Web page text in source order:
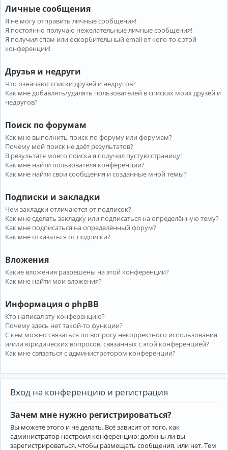
Личные сообщения
Я не могу отправить личные сообщения!
Я постоянно получаю нежелательные личные сообщения!
Я получил спам или оскорбительный email от кого-то с этой
конференции!
Друзья и недруги
Что означают списки друзей и недругов?
Как мне добавлять/удалять пользователей в списках моих друзей и
недругов?
Поиск по форумам
Как мне выполнить поиск по форуму или форумам?
Почему мой поиск не даёт результатов?
В результате моего поиска я получил пустую страницу!
Как мне найти пользователя конференции?
Как мне найти свои сообщения и созданные мной темы?
Подписки и закладки
Чем закладки отличаются от подписок?
Как мне сделать закладку или подписаться на определённую тему?
Как мне подписаться на определённый форум?
Как мне отказаться от подписки?
Вложения
Какие вложения разрешены на этой конференции?
Как мне найти мои вложения?
Информация о phpBB
Кто написал эту конференцию?
Почему здесь нет такой-то функции?
С кем можно связаться по вопросу некорректного использования
и/или юридических вопросов, связанных с этой конференцией?
Как мне связаться с администратором конференции?
Вход на конференцию и регистрация
Зачем мне нужно регистрироваться?
Вы можете этого и не делать. Всё зависит от того, как
администратор настроил конференцию: должны ли вы
зарегистрироваться, чтобы размещать сообщения, или нет. Тем